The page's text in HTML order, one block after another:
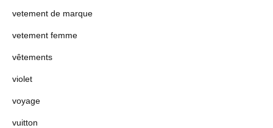
vetement de marque
vetement femme
vêtements
violet
voyage
vuitton